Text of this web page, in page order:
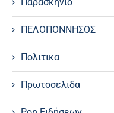
ΠΕΛΟΠΟΝΝΗΣΟΣ
Πολιτικα
Πρωτοσελιδα